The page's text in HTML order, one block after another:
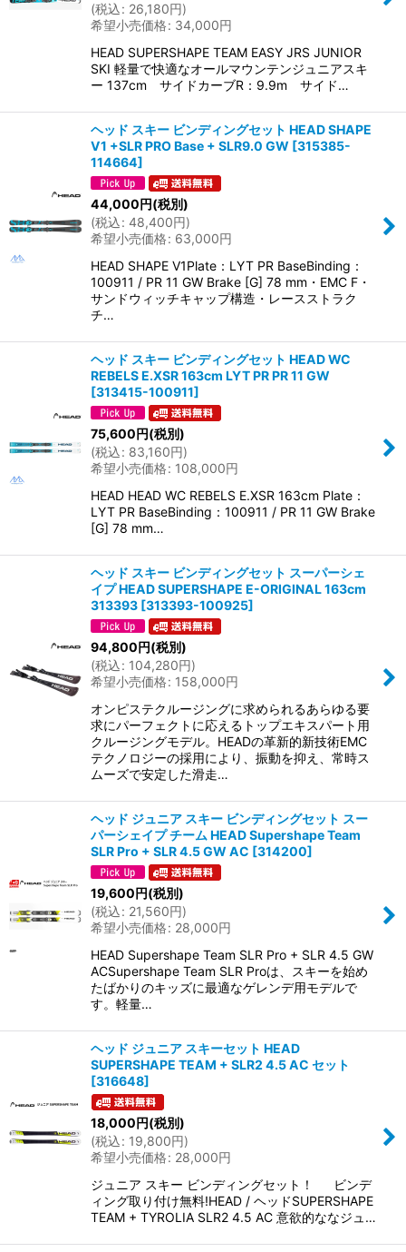
(税込: 26,180円)
希望小売価格: 34,000円
HEAD SUPERSHAPE TEAM EASY JRS JUNIOR
SKI 軽量で快適なオールマウンテンジュニアスキ
ー 137cm サイドカーブR：9.9m サイド…
ヘッド スキー ビンディングセット HEAD SHAPE
V1 +SLR PRO Base + SLR9.0 GW [315385-
114664]
44,000円(税別)
(税込: 48,400円)
希望小売価格: 63,000円
HEAD SHAPE V1Plate：LYT PR BaseBinding：
100911 / PR 11 GW Brake [G] 78 mm・EMC F・
サンドウィッチキャップ構造・レースストラク
チ…
ヘッド スキー ビンディングセット HEAD WC
REBELS E.XSR 163cm LYT PR PR 11 GW
[313415-100911]
75,600円(税別)
(税込: 83,160円)
希望小売価格: 108,000円
HEAD HEAD WC REBELS E.XSR 163cm Plate：
LYT PR BaseBinding：100911 / PR 11 GW Brake
[G] 78 mm…
ヘッド スキー ビンディングセット スーパーシェ
イプ HEAD SUPERSHAPE E-ORIGINAL 163cm
313393 [313393-100925]
94,800円(税別)
(税込: 104,280円)
希望小売価格: 158,000円
オンピステクルージングに求められるあらゆる要
求にパーフェクトに応えるトップエキスパート用
クルージングモデル。HEADの革新的新技術EMC
テクノロジーの採用により、振動を抑え、常時ス
ムーズで安定した滑走…
ヘッド ジュニア スキー ビンディングセット スー
パーシェイプ チーム HEAD Supershape Team
SLR Pro + SLR 4.5 GW AC [314200]
19,600円(税別)
(税込: 21,560円)
希望小売価格: 28,000円
HEAD Supershape Team SLR Pro + SLR 4.5 GW
ACSupershape Team SLR Proは、スキーを始め
たばかりのキッズに最適なゲレンデ用モデルで
す。軽量…
ヘッド ジュニア スキーセット HEAD
SUPERSHAPE TEAM + SLR2 4.5 AC セット
[316648]
18,000円(税別)
(税込: 19,800円)
希望小売価格: 28,000円
ジュニア スキー ビンディングセット！ ビンデ
ィング取り付け無料!HEAD / ヘッドSUPERSHAPE
TEAM + TYROLIA SLR2 4.5 AC 意欲的ななジュ…